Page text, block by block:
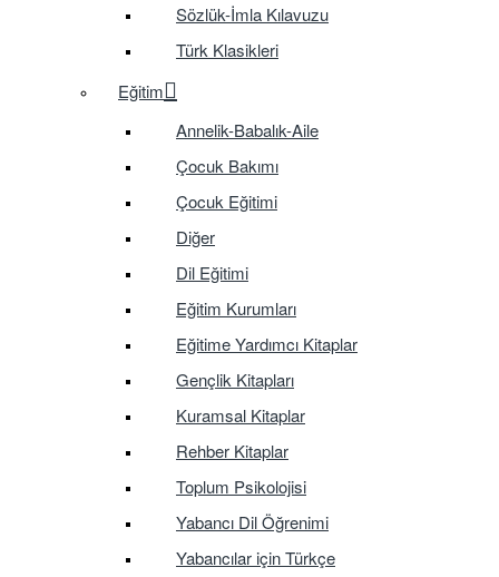
Sözlük-İmla Kılavuzu
Türk Klasikleri
Eğitim
Annelik-Babalık-Aile
Çocuk Bakımı
Çocuk Eğitimi
Diğer
Dil Eğitimi
Eğitim Kurumları
Eğitime Yardımcı Kitaplar
Gençlik Kitapları
Kuramsal Kitaplar
Rehber Kitaplar
Toplum Psikolojisi
Yabancı Dil Öğrenimi
Yabancılar için Türkçe